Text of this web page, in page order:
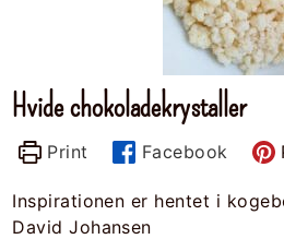
Hvide chokoladekrystaller
Print Facebook
Inspirationen er hentet i
David Johansen